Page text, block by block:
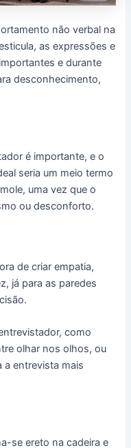
não verbal na
as expressões e
e durante
desconhecimento,
é importante, e o
seria um meio termo
uma vez que o
ou desconforto.
de criar empatia,
já para as paredes
como
olhar nos olhos, ou
a entrevista mais
se ereto na cadeira e